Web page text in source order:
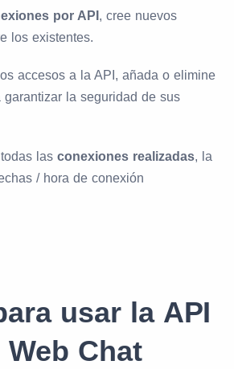
por API , cree nuevos
los existentes.
accesos a la API, añada o elimine
garantizar la seguridad de sus
las conexiones realizadas, la
/ hora de conexión
usar la API
Web Chat